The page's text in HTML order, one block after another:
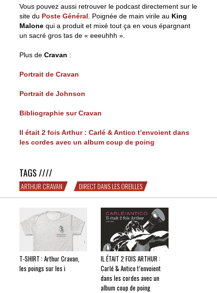
Vous pouvez aussi retrouver le podcast directement sur le
site du Poste Général . Poignée de main virile au King
Malone qui a produit et mixé tout ça en vous épargnant
un sacré gros tas de « eeeuhhh ».
Plus de Cravan :
Portrait de Cravan
Portrait de Johnson
Bibliographie sur Cravan
Il était 2 fois Arthur : Carlé & Antico t’envoient dans
les cordes avec un album coup de poing
TAGS ////
ARTHUR CRAVAN DIRECT DANS LES OREILLES
T-SHIRT : Arthur Cravan,
les poings sur les i
IL ÉTAIT 2 FOIS ARTHUR :
Carlé & Antico t’envoient
dans les cordes avec un
album coup de poing